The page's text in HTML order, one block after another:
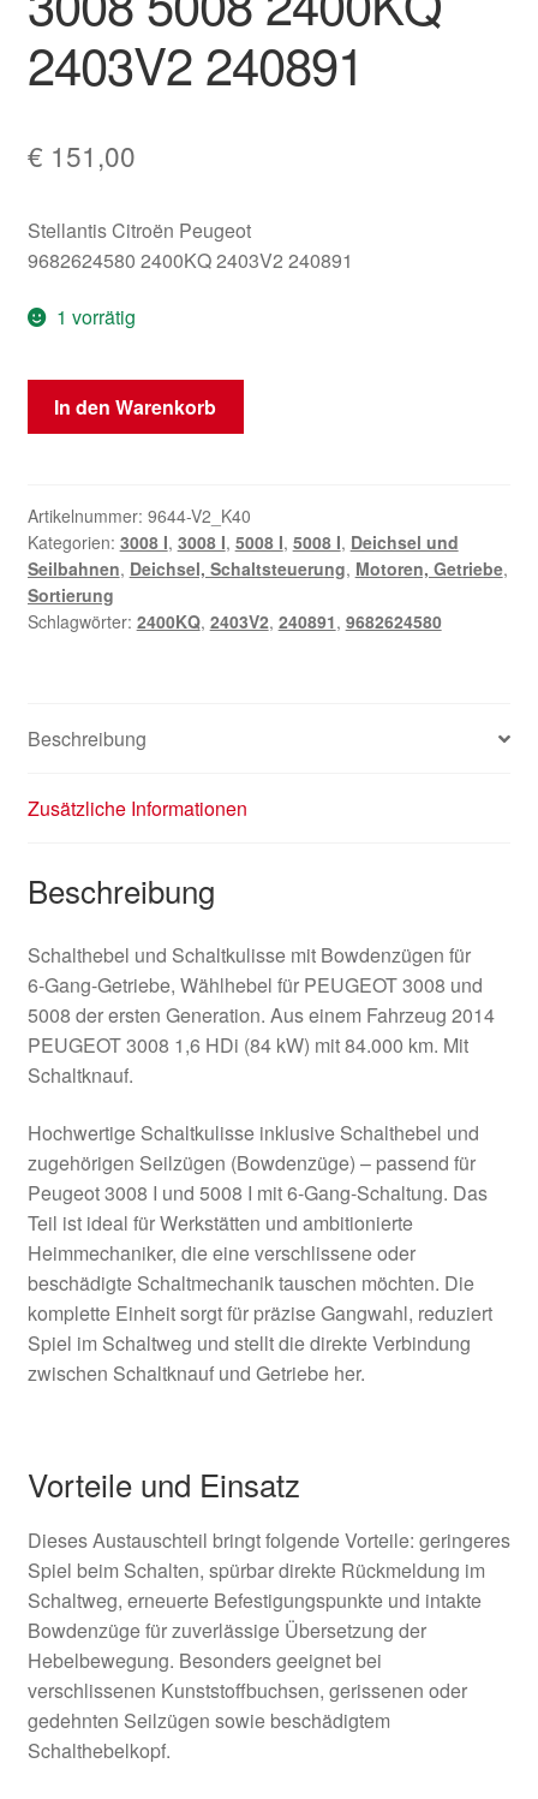
2403V2 240891
€ 151,00
Stellantis Citroën Peugeot
9682624580 2400KQ 2403V2 240891
1 vorrätig
Schaltkulisse
Peugeot
2400KQ
2403V2
240891
Menge
In den Warenkorb
Artikelnummer: 9644-V2_K40
Kategorien: 3008 I, 3008 I, 5008 I, 5008 I, Deichsel und
Seilbahnen, Deichsel, Schaltsteuerung, Motoren, Getriebe,
Sortierung
Schlagwörter: 2400KQ, 2403V2, 240891, 9682624580
Beschreibung
Zusätzliche Informationen
Beschreibung
Schalthebel und Schaltkulisse mit Bowdenzügen für
6‑Gang‑Getriebe, Wählhebel für PEUGEOT 3008 und
5008 der ersten Generation. Aus einem Fahrzeug 2014
PEUGEOT 3008 1,6 HDi (84 kW) mit 84.000 km. Mit
Schaltknauf.
Hochwertige Schaltkulisse inklusive Schalthebel und
zugehörigen Seilzügen (Bowdenzüge) – passend für
Peugeot 3008 I und 5008 I mit 6‑Gang‑Schaltung. Das
Teil ist ideal für Werkstätten und ambitionierte
Heimmechaniker, die eine verschlissene oder
beschädigte Schaltmechanik tauschen möchten. Die
komplette Einheit sorgt für präzise Gangwahl, reduziert
Spiel im Schaltweg und stellt die direkte Verbindung
zwischen Schaltknauf und Getriebe her.
Vorteile und Einsatz
Dieses Austauschteil bringt folgende Vorteile: geringeres
Spiel beim Schalten, spürbar direkte Rückmeldung im
Schaltweg, erneuerte Befestigungspunkte und intakte
Bowdenzüge für zuverlässige Übersetzung der
Hebelbewegung. Besonders geeignet bei
verschlissenen Kunststoffbuchsen, gerissenen oder
gedehnten Seilzügen sowie beschädigtem
Schalthebelkopf.